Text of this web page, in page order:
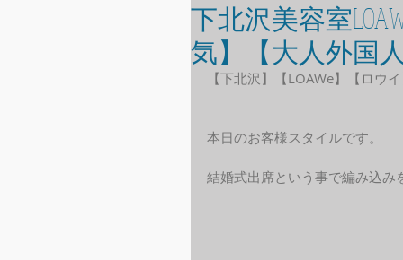
下北沢美容室
気】【大人外国
【下北沢】【LOAWe】【ロウ
本日のお客様スタイルです。
結婚式出席という事で編み込み